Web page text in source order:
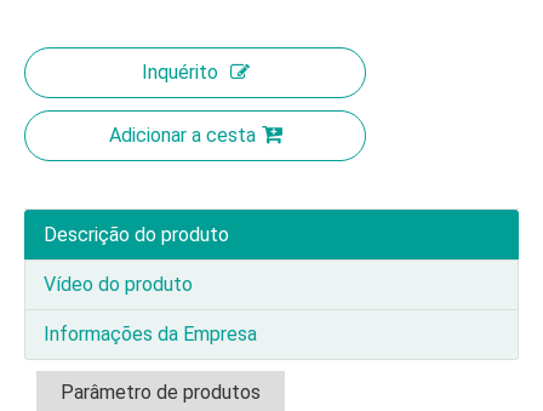
Inquérito
Adicionar a cesta
Descrição do produto
Vídeo do produto
Informações da Empresa
Parâmetro de produtos